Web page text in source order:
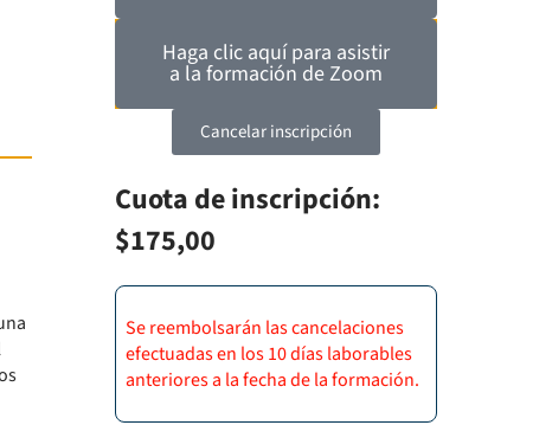
Haga clic aquí para asistir
a la formación de Zoom
Cancelar inscripción
Cuota de inscripción:
$175,00
Se reembolsarán las cancelaciones
efectuadas en los 10 días laborables
anteriores a la fecha de la formación.